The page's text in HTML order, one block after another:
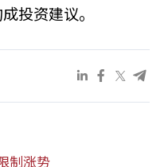
投资建议。
制涨势